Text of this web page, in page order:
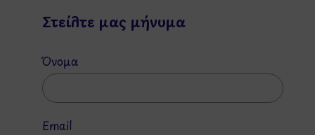
Στείλτε μας μήνυμα
Όνομα
Email